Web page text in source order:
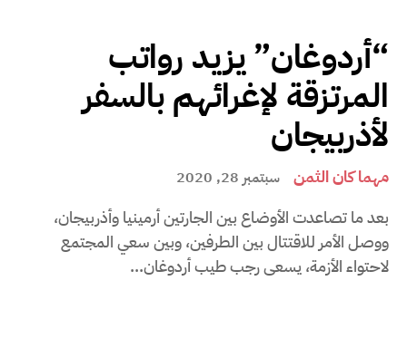
“أردوغان” يزيد رواتب
المرتزقة لإغرائهم بالسفر
لأذربيجان
مهما كان الثمن سبتمبر 28, 2020
بعد ما تصاعدت الأوضاع بين الجارتين أرمينيا وأذربيجان،
ووصل الأمر للاقتتال بين الطرفين، وبين سعي المجتمع
لاحتواء الأزمة، يسعى رجب طيب أردوغان...